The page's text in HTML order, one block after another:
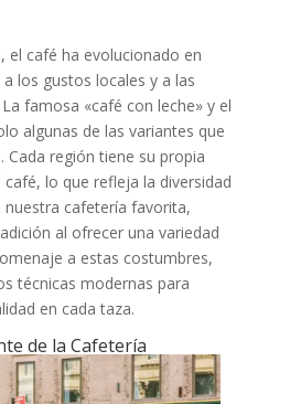
el café ha evolucionado en
los gustos locales y a las
famosa «café con leche» y el
algunas de las variantes que
Cada región tiene su propia
lo que refleja la diversidad
nuestra cafetería favorita,
al ofrecer una variedad
a estas costumbres,
técnicas modernas para
en cada taza.
de la Cafetería